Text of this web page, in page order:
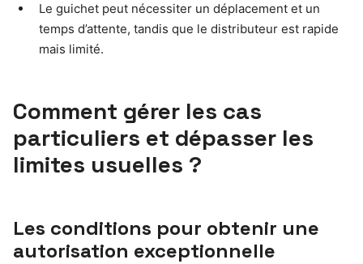
Le guichet peut nécessiter un déplacement et un
temps d’attente, tandis que le distributeur est rapide
mais limité.
Comment gérer les cas
particuliers et dépasser les
limites usuelles ?
Les conditions pour obtenir une
autorisation exceptionnelle